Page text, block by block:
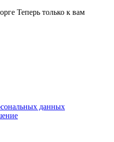
Теперь только к вам
данных